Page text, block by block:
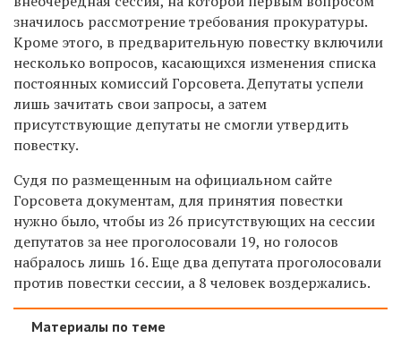
значилось рассмотрение требования прокуратуры.
Кроме этого, в предварительную повестку включили
несколько вопросов, касающихся изменения списка
постоянных комиссий Горсовета. Депутаты успели
лишь зачитать свои запросы, а затем
присутствующие депутаты не смогли утвердить
повестку.
Судя по размещенным на официальном сайте
Горсовета документам, для принятия повестки
нужно было, чтобы из 26 присутствующих на сессии
депутатов за нее проголосовали 19, но голосов
набралось лишь 16. Еще два депутата проголосовали
против повестки сессии, а 8 человек воздержались.
Материалы по теме